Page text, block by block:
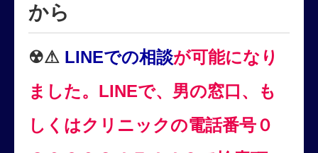
から
☢⚠ LINEでの相談が可能になり
ました。LINEで、男の窓口、も
しくはクリニックの電話番号０